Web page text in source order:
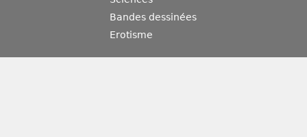
Bandes dessinées
Erotisme